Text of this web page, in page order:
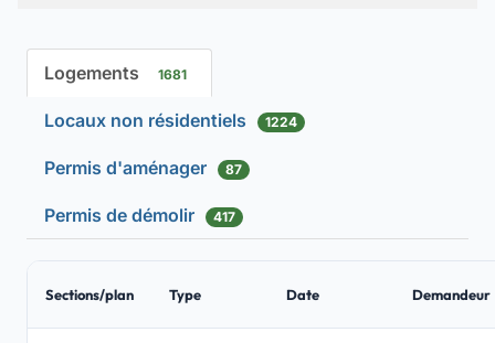
Logements 1681
Locaux non résidentiels 1224
Permis d'aménager 87
Permis de démolir 417
Sections/plan Type Date Demandeur